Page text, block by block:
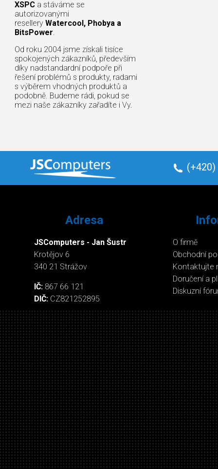
XSPC a stáváme se
autorizovanými
resellery Watercool, Phobya a
BitsPower.
Od roku 2004 jsme získali tisíce
spokojených zákazníků, především
díky nadstandardní podpoře při
řešení problémů s produkty, radami
s výběrem vhodných produktů a
podobně. Budeme rádi, pokud se
mezi naše zákazníky zařadíte i Vy.
(+420)
Adresa
JSComputers - Jan Šustr
Krotějov 6
340 21 Strážov
IČ: 867 66 121
DIČ: CZ821252895
O firmě
Obchodní
Kontaktujte
Doručení a
Diskuzní